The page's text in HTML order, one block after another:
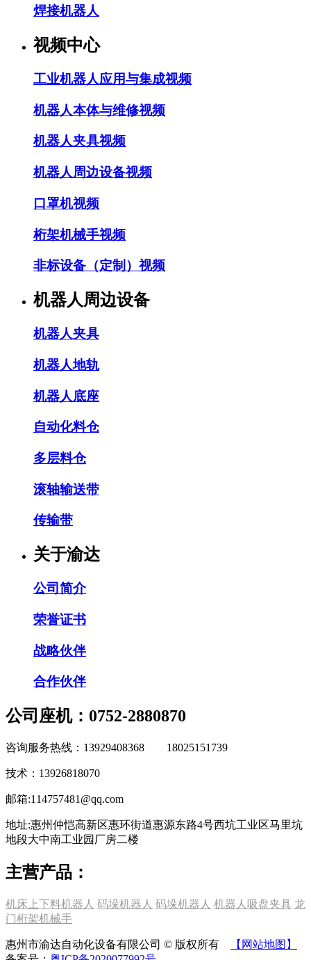
焊接机器人
视频中心
工业机器人应用与集成视频
机器人本体与维修视频
机器人夹具视频
机器人周边设备视频
口罩机视频
桁架机械手视频
非标设备（定制）视频
机器人周边设备
机器人夹具
机器人地轨
机器人底座
自动化料仓
多层料仓
滚轴输送带
传输带
关于渝达
公司简介
荣誉证书
战略伙伴
合作伙伴
公司座机：0752-2880870
咨询服务热线：13929408368 18025151739
技术：13926818070
邮箱:114757481@qq.com
地址:惠州仲恺高新区惠环街道惠源东路4号西坑工业区马里坑
地段大中南工业园厂房二楼
主营产品：
机床上下料机器人 码垛机器人 码垛机器人 机器人吸盘夹具 龙
门桁架机械手
惠州市渝达自动化设备有限公司 © 版权所有
【网站地图】